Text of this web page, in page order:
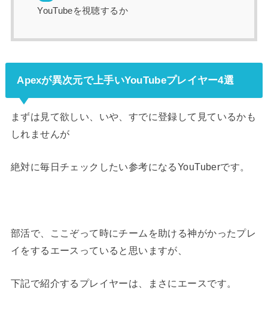
YouTubeを視聴するか
Apexが異次元で上手いYouTubeプレイヤー4選
まずは見て欲しい、いや、すでに登録して見ているかも
しれませんが
絶対に毎日チェックしたい参考になるYouTuberです。
部活で、ここぞって時にチームを助ける神がかったプレ
イをするエースっていると思いますが、
下記で紹介するプレイヤーは、まさにエースです。